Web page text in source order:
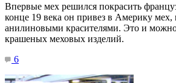
Впервые мех решился покрасить
конце 19 века он привез в Америку
анилиновыми красителями. Это и
крашеных меховых изделий.
6